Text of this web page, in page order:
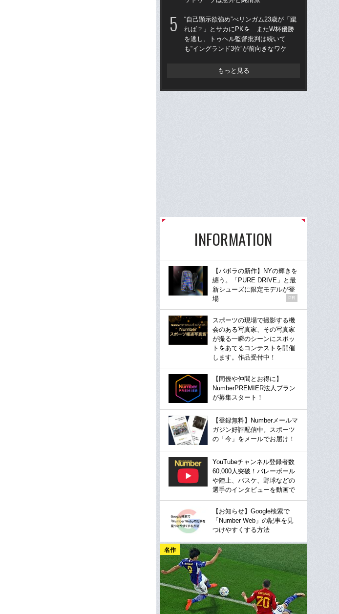
“自己顕示欲強め”べリンガム23歳が「蹴
れば？」とサカにPKを…またW杯優勝
を逃し、トゥヘル監督批判は続いて
も“イングランド3位”が前向きなワケ
もっと見る
INFORMATION
【バボラの新作】NYの輝きを
纏う。「PURE DRIVE」と最
新シューズに限定モデルが登
場
PR
スポーツの現場で撮影する機
会のある写真家、その写真家
が撮る一瞬のシーンにスポッ
トをあてるコンテストを開催
します。作品受付中！
【同僚や仲間とお得に】
NumberPREMIER法人プラン
が募集スタート！
【登録無料】Numberメールマ
ガジン好評配信中。スポーツ
の「今」をメールでお届け！
YouTubeチャンネル登録者数
60,000人突破！バレーボール
や陸上、バスケ、野球などの
選手のインタビューを動画で
【お知らせ】Google検索で
「Number Web」の記事を見
つけやすくする方法
名作